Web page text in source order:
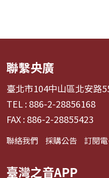
聯繫央廣
臺北市104中山區北安路
TEL : 886-2-28856168
FAX : 886-2-28855423
聯絡我們 採購公告 訂閱
臺灣之音APP